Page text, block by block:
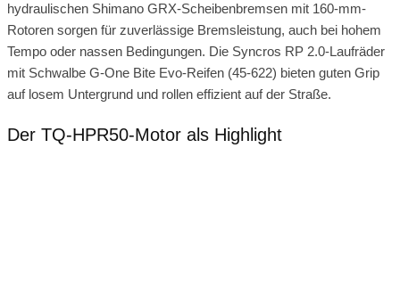
hydraulischen Shimano GRX-Scheibenbremsen mit 160-mm-
Rotoren sorgen für zuverlässige Bremsleistung, auch bei hohem
Tempo oder nassen Bedingungen. Die Syncros RP 2.0-Laufräder
mit Schwalbe G-One Bite Evo-Reifen (45-622) bieten guten Grip
auf losem Untergrund und rollen effizient auf der Straße.
Der TQ-HPR50-Motor als Highlight